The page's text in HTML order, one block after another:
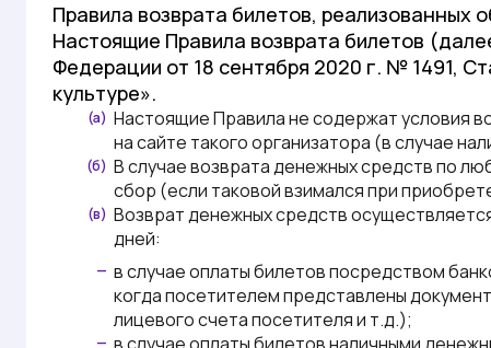
Правила возврата билетов, реализованных
Настоящие Правила возврата билетов
Федерации от 18 сентября 2020 г. № 1491,
культуре».
(а) НастоящиеПравилане содержат условия
на сайте такого организатора (в случае
(б) В случае возврата денежных средств по
сбор (если таковой взимался при
(в) Возврат денежных средств
дней:
— в случае оплаты билетов посредством
когда посетителем представлены
лицевого счета посетителя и т.д.);
—